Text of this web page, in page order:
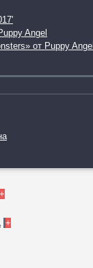
Angel
от Puppy Angel
+
+